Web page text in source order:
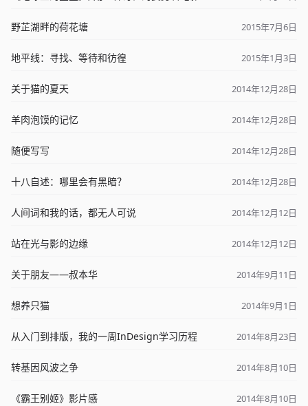
野芷湖畔的荷花塘 2015年7月6日
地平线：寻找、等待和彷徨 2015年1月3日
关于猫的夏天 2014年12月28日
羊肉泡馍的记忆 2014年12月28日
随便写写 2014年12月28日
十八自述：哪里会有黑暗？ 2014年12月28日
人间词和我的话，都无人可说 2014年12月12日
站在光与影的边缘 2014年12月12日
关于朋友——叔本华 2014年9月11日
想养只猫 2014年9月1日
从入门到排版，我的一周InDesign学习历程 2014年8月23日
转基因风波之争 2014年8月10日
《霸王别姬》影片感 2014年8月10日